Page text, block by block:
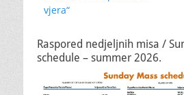
vjera“
Raspored nedjeljnih misa /
schedule – summer 2026.